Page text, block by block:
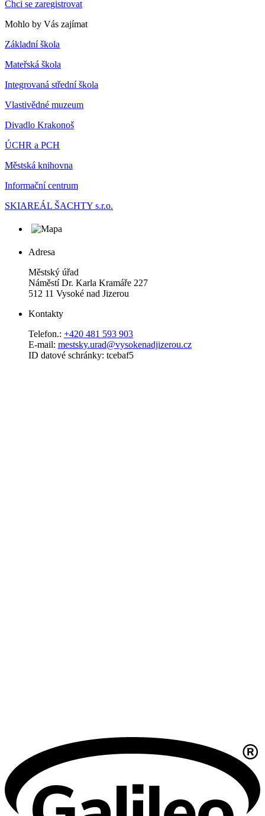
Chci se zaregistrovat
Mohlo by Vás zajímat
Základní škola
Mateřská škola
Integrovaná střední škola
Vlastivědné muzeum
Divadlo Krakonoš
ÚCHR a PCH
Městská knihovna
Informační centrum
SKIAREÁL ŠACHTY s.r.o.
Adresa
Městský úřad
Náměstí Dr. Karla Kramáře 227
512 11 Vysoké nad Jizerou
Kontakty
Telefon.: +420 481 593 903
E-mail: mestsky.urad@vysokenadjizerou.cz
ID datové schránky: tcebaf5